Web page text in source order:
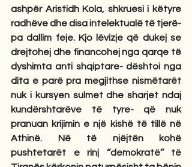
ashpër Aristidh Kola, shkruesi i këtyre
radhëve dhe disa intelektualë të tjerë-
pa dallim feje. Kjo lëvizje që dukej se
drejtohej dhe financohej nga qarqe të
dyshimta anti shqiptare- dështoi nga
dita e parë pra megjithse nismëtarët
nuk i kursyen sulmet dhe sharjet ndaj
kundërshtarëve të tyre- që nuk
pranuan krijimin e një kishë të tillë në
Athinë. Në të njëjtën kohë
pushtetarët e rinj ‘’demokratë’’ të